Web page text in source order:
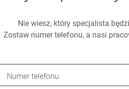
Nie wiesz, który specjalista
Zostaw numer telefonu, a nasi
Numer telefonu